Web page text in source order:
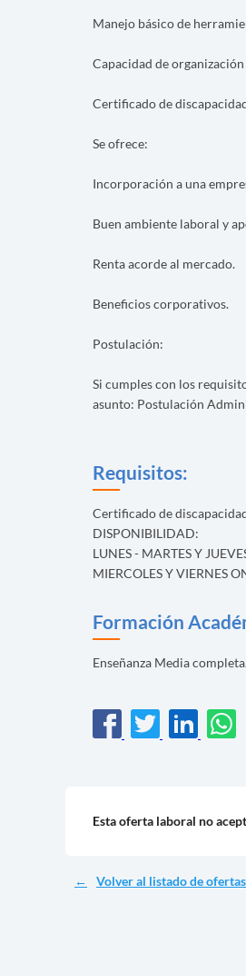
Manejo básico de
Capacidad de
Certificado de
Se ofrece:
Incorporación a una
Buen ambiente laboral y
Renta acorde al mercado.
Beneficios corporativos.
Postulación:
Si cumples con los
asunto: Postulación
Requisitos:
Certificado de
DISPONIBILIDAD:
LUNES - MARTES Y
MIERCOLES Y VIERNES
Formación
Enseñanza Media
Esta oferta laboral no
Volver al listado de